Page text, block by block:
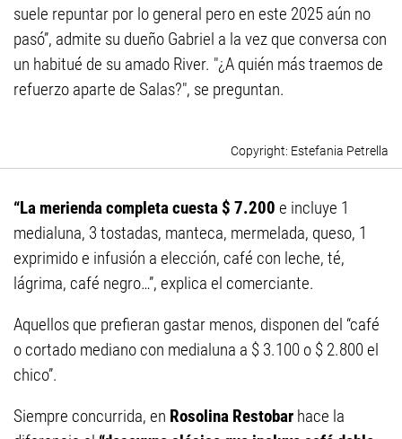
suele repuntar por lo general pero en este 2025 aún no
pasó”, admite su dueño Gabriel a la vez que conversa con
un habitué de su amado River. "¿A quién más traemos de
refuerzo aparte de Salas?", se preguntan.
Estefania Petrella
“La merienda completa cuesta $ 7.200 e incluye 1
medialuna, 3 tostadas, manteca, mermelada, queso, 1
exprimido e infusión a elección, café con leche, té,
lágrima, café negro…”, explica el comerciante.
Aquellos que prefieran gastar menos, disponen del “café
o cortado mediano con medialuna a $ 3.100 o $ 2.800 el
chico”.
Siempre concurrida, en Rosolina Restobar hace la